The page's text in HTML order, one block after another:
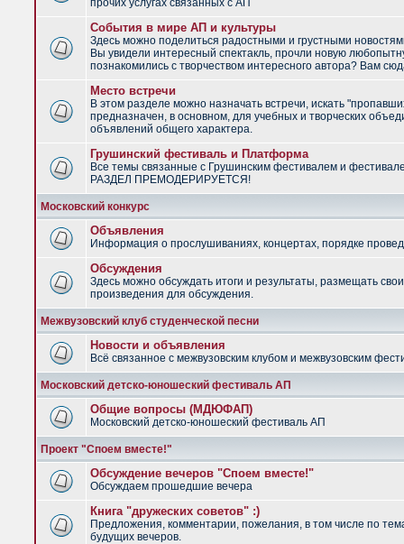
прочих услугах связанных с АП
События в мире АП и культуры
Здесь можно поделиться радостными и грустными
Вы увидели интересный спектакль, прочли новую
познакомились с творчеством интересного автора? Вам
Место встречи
В этом разделе можно назначать встречи, искать
предназначен, в основном, для учебных и творческих
объявлений общего характера.
Грушинский фестиваль и Платформа
Все темы связанные с Грушинским фестивалем и
РАЗДЕЛ ПРЕМОДЕРИРУЕТСЯ!
Московский конкурс
Объявления
Информация о прослушиваниях, концертах, порядке
Обсуждения
Здесь можно обсуждать итоги и результаты, размещать
произведения для обсуждения.
Межвузовский клуб студенческой песни
Новости и объявления
Всё связанное с межвузовским клубом и межвузовским
Московский детско-юношеский фестиваль АП
Общие вопросы (МДЮФАП)
Московский детско-юношеский фестиваль АП
Проект "Споем вместе!"
Обсуждение вечеров "Споем вместе!"
Обсуждаем прошедшие вечера
Книга "дружеских советов" :)
Предложения, комментарии, пожелания, в том числе по
будущих вечеров.